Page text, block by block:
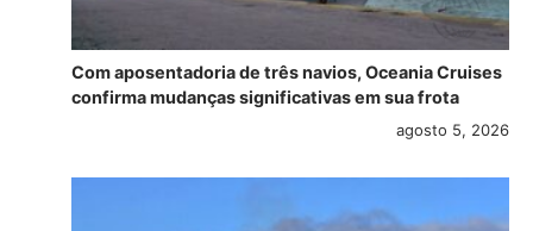
Com aposentadoria de três navios, Oceania Cruises
confirma mudanças significativas em sua frota
agosto 5, 2026